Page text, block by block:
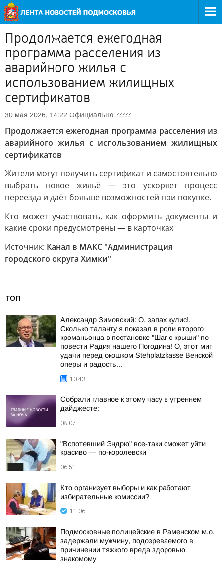
Продолжается ежегодная
программа расселения из
аварийного жилья с
использованием жилищных
сертификатов
30 мая 2026, 14:22 Официально ?????
Продолжается ежегодная программа расселения из
аварийного жилья с использованием жилищных
сертификатов
Жители могут получить сертификат и самостоятельно
выбрать новое жильё — это ускоряет процесс
переезда и даёт больше возможностей при покупке.
Кто может участвовать, как оформить документы и
какие сроки предусмотрены — в карточках
Источник: Канал в МАКС "Администрация
городского округа Химки"
ТОП
Александр Зимовский: О. запах кулис!.
Сколько таланту я показал в роли второго
кроманьонца в постановке "Шаг с крыши" по
повести Радия нашего Погодина! О, этот миг
удачи перед окошком Stehplatzkasse Венской
оперы и радость...
10:43
Собрали главное к этому часу в утреннем
дайджесте:
08:07
"Вспотевший Эндрю" все-таки сможет уйти
красиво — по-королевски
06:51
Кто организует выборы и как работают
избирательные комиссии?
11:06
Подмосковные полицейские в Раменском м.о.
задержали мужчину, подозреваемого в
причинении тяжкого вреда здоровью
знакомому